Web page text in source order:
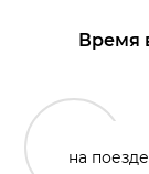
Время
на поезде